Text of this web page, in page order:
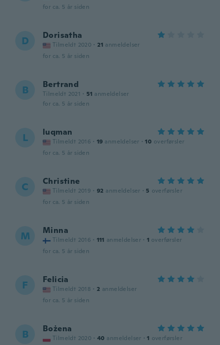
for ca. 5 år siden
D Dorisatha
Tilmeldt 2020 · 21 anmeldelser
for ca. 5 år siden
B Bertrand
Tilmeldt 2021 · 51 anmeldelser
for ca. 5 år siden
L luqman
Tilmeldt 2016 · 19 anmeldelser · 10 overførsler
for ca. 5 år siden
C Christine
Tilmeldt 2019 · 92 anmeldelser · 5 overførsler
for ca. 5 år siden
M Minna
Tilmeldt 2016 · 111 anmeldelser · 1 overførsler
for ca. 5 år siden
F Felicia
Tilmeldt 2018 · 2 anmeldelser
for ca. 5 år siden
B Bożena
Tilmeldt 2020 · 40 anmeldelser · 1 overførsler